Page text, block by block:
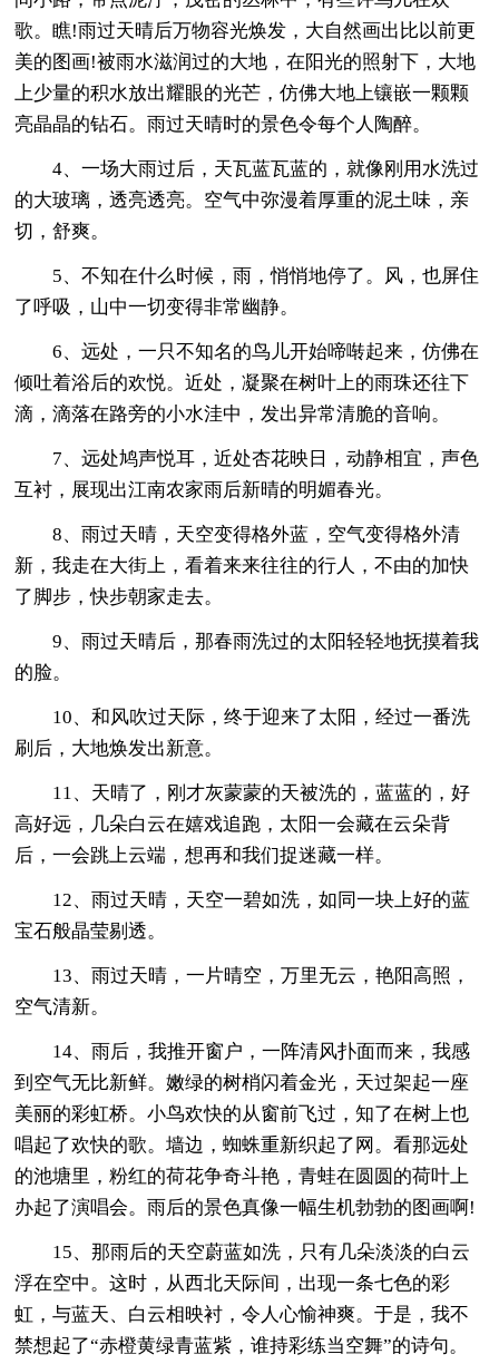
歌。瞧!雨过天晴后万物容光焕发，大自然画出比以前更
美的图画!被雨水滋润过的大地，在阳光的照射下，大地
上少量的积水放出耀眼的光芒，仿佛大地上镶嵌一颗颗
亮晶晶的钻石。雨过天晴时的景色令每个人陶醉。
4、一场大雨过后，天瓦蓝瓦蓝的，就像刚用水洗过
的大玻璃，透亮透亮。空气中弥漫着厚重的泥土味，亲
切，舒爽。
5、不知在什么时候，雨，悄悄地停了。风，也屏住
了呼吸，山中一切变得非常幽静。
6、远处，一只不知名的鸟儿开始啼啭起来，仿佛在
倾吐着浴后的欢悦。近处，凝聚在树叶上的雨珠还往下
滴，滴落在路旁的小水洼中，发出异常清脆的音响。
7、远处鸠声悦耳，近处杏花映日，动静相宜，声色
互衬，展现出江南农家雨后新晴的明媚春光。
8、雨过天晴，天空变得格外蓝，空气变得格外清
新，我走在大街上，看着来来往往的行人，不由的加快
了脚步，快步朝家走去。
9、雨过天晴后，那春雨洗过的太阳轻轻地抚摸着我
的脸。
10、和风吹过天际，终于迎来了太阳，经过一番洗
刷后，大地焕发出新意。
11、天晴了，刚才灰蒙蒙的天被洗的，蓝蓝的，好
高好远，几朵白云在嬉戏追跑，太阳一会藏在云朵背
后，一会跳上云端，想再和我们捉迷藏一样。
12、雨过天晴，天空一碧如洗，如同一块上好的蓝
宝石般晶莹剔透。
13、雨过天晴，一片晴空，万里无云，艳阳高照，
空气清新。
14、雨后，我推开窗户，一阵清风扑面而来，我感
到空气无比新鲜。嫩绿的树梢闪着金光，天过架起一座
美丽的彩虹桥。小鸟欢快的从窗前飞过，知了在树上也
唱起了欢快的歌。墙边，蜘蛛重新织起了网。看那远处
的池塘里，粉红的荷花争奇斗艳，青蛙在圆圆的荷叶上
办起了演唱会。雨后的景色真像一幅生机勃勃的图画啊!
15、那雨后的天空蔚蓝如洗，只有几朵淡淡的白云
浮在空中。这时，从西北天际间，出现一条七色的彩
虹，与蓝天、白云相映衬，令人心愉神爽。于是，我不
禁想起了“赤橙黄绿青蓝紫，谁持彩练当空舞”的诗句。